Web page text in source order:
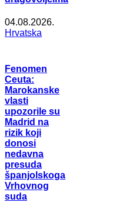
04.08.2026.
Hrvatska
Fenomen
Ceuta:
Marokanske
vlasti
upozorile su
Madrid na
rizik koji
donosi
nedavna
presuda
španjolskoga
Vrhovnog
suda